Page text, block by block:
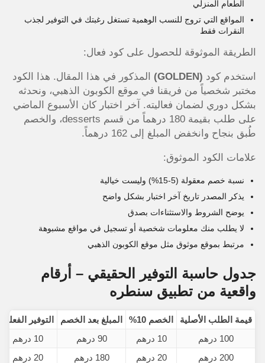
الطعام المنزلي
المواقع التي تروج للنسب الوهمية تستغل رغبتك في التوفير لجذب
النقرات فقط
الطريقة الموثوقة للحصول على كود فعال:
استخدم كود (GOLDEN)
المذكور في هذا المقال. هذا الكود
مختبر شخصياً من فريقنا في موقع الكوبون الذهبي، ونحدثه
بشكل دوري لضمان فعاليته. آخر اختبار كان الأسبوع الماضي
على طلب بقيمة 180 درهماً من قسم desserts، والخصم
طُبق بنجاح وانخفض المبلغ إلى 162 درهماً.
علامات الكود الموثوق:
نسبة خصم معقولة (5-15%) وليست خيالية
يذكر المصدر تاريخ آخر اختبار بشكل واضح
يوضح الشروط والاستثناءات بصدق
لا يطلب منك معلومات شخصية أو تسجيل في مواقع مشبوهة
مرتبط بموقع موثوق مثل موقع الكوبون الذهبي
جدول حاسبة التوفير الحقيقي – أرقام
واقعية من تطبيق سنطره
قيمة الطلب الأصلية الخصم 10% المبلغ بعد الخصم
التوفير الفعلي
100 درهم
10 درهم 90 درهم
10 درهم
200 درهم
20 درهم 180 درهم
20 درهم